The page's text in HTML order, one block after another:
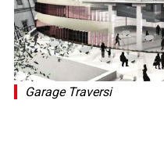
Garage Traversi